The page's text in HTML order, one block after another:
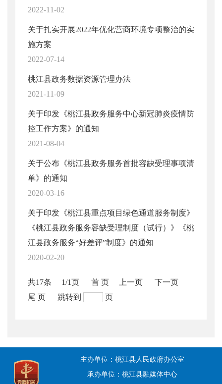
2022-11-02
关于扎实开展2022年优化营商环境专项整治的实
施方案
2022-07-14
桃江县政务数据资源管理办法
2021-11-09
关于印发《桃江县政务服务中心新冠肺炎疫情防
控工作方案》的通知
2021-08-04
关于公布《桃江县政务服务首批容缺受理事项清
单》的通知
2020-03-16
关于印发《桃江县重点项目绿色通道服务制度》
《桃江县政务服务容缺受理制度（试行）》《桃
江县政务服务“好差评”制度》的通知
2020-02-20
共17条 1/1页 首 页 上一页
下一页
尾 页
跳转到 页
主办单位：桃江县人民政府办公室
承办单位：桃江县融媒体中心